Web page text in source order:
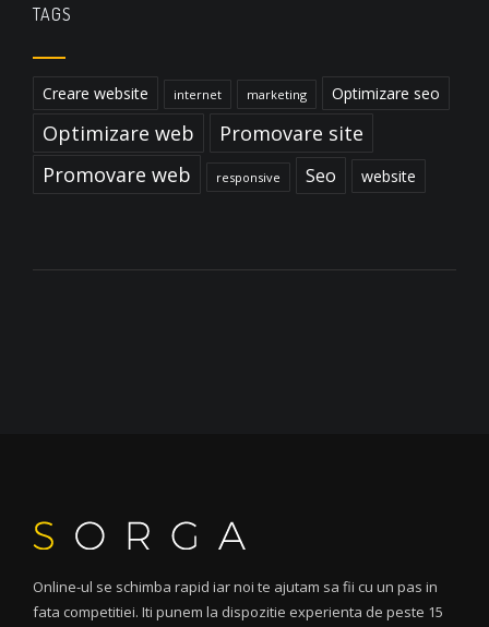
TAGS
Creare website internet marketing Optimizare seo
Optimizare web
Promovare site
Promovare web
responsive Seo website
Online-ul se schimba rapid iar noi te ajutam sa fii cu un pas in
fata competitiei. Iti punem la dispozitie experienta de peste 15